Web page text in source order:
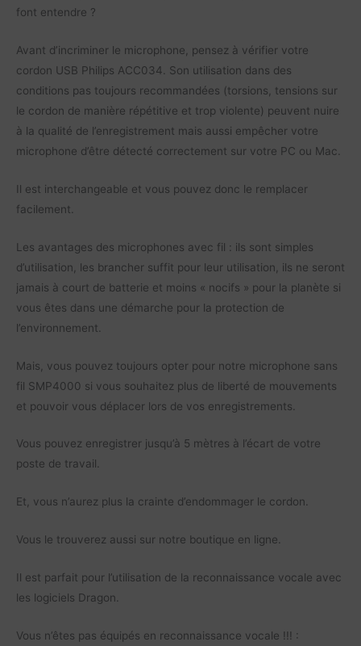
font entendre ?
Avant d’incriminer le microphone, pensez à vérifier votre
cordon USB Philips ACC034. Son utilisation dans des
conditions pas toujours recommandées (torsions, tensions sur
le cordon de manière répétitive et trop violente) peuvent nuire
à la qualité de l’enregistrement mais aussi empêcher votre
microphone d’être détecté correctement sur votre PC ou Mac.
Il est interchangeable et vous pouvez donc le remplacer
facilement.
Les avantages des microphones avec fil : ils sont simples
d’utilisation, les brancher suffit pour leur utilisation, ils ne seront
jamais à court de batterie et moins « nocifs » pour la planète si
vous êtes dans une démarche pour la protection de
l’environnement.
Mais, vous pouvez toujours opter pour notre microphone sans
fil SMP4000 si vous souhaitez plus de liberté de mouvements
et pouvoir vous déplacer lors de vos enregistrements.
Vous pouvez enregistrer jusqu’à 5 mètres à l’écart de votre
poste de travail.
Et, vous n’aurez plus la crainte d’endommager le cordon.
Vous le trouverez aussi sur notre boutique en ligne.
Il est parfait pour l’utilisation de la reconnaissance vocale avec
les logiciels Dragon.
Vous n’êtes pas équipés en reconnaissance vocale !!! :